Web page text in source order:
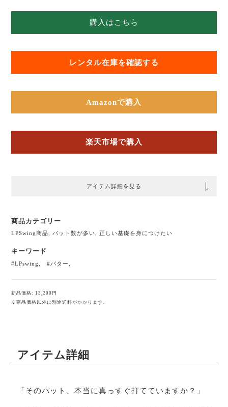
購入はこちら
レンタル在庫を確認する
Amazonで購入
楽天市場で購入
アイテム詳細を見る
商品カテゴリー
LPSwing商品,パット数が多い, 正しい基礎を身につけたい
キーワード
#LPswing ,#パター
新品価格: 13,200円
※商品価格以外に別途送料がかかります。
アイテム詳細
「そのパット、本当に真っすぐ打てていますか？」